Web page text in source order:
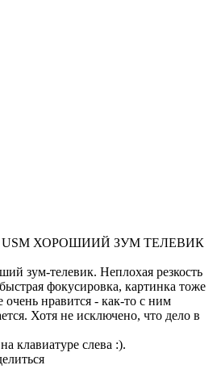
USM ХОРОШИИЙ ЗУМ ТЕЛЕВИК
зум-телевик. Неплохая резкость
фокусировка, картинка тоже
нравится - как-то с ним
Хотя не исключено, что дело в
клавиатуре слева :).